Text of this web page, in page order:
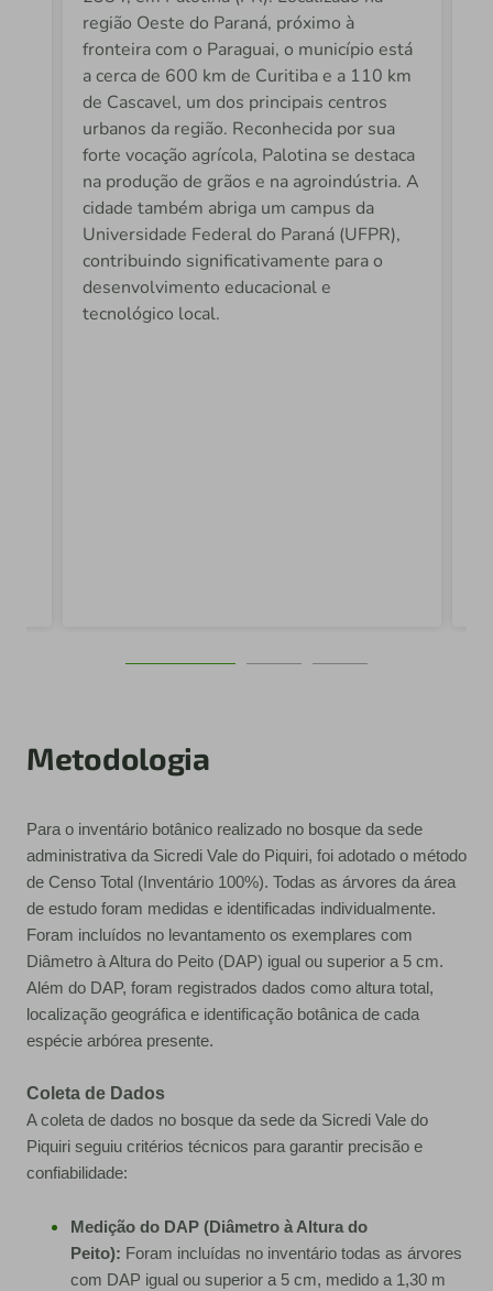
ecológico, o enfrentamento das mudanças climáticas e
o desenvolvimento de projetos de reflorestamento,
recuperação de áreas degradadas e inserção em
mercados de carbono.
Este bosque interativo convida colaboradores, visitantes e a
comunidade a se conectarem com o meio ambiente de
forma ativa e consciente. Ao explorar cada árvore
identificada, você descobre não apenas as espécies que
compõem este ecossistema, mas também amplia sua
compreensão sobre o planeta e sobre o impacto positivo que
região Oeste do Paraná, próximo à
fronteira com o Paraguai, o município está
a cerca de 600 km de Curitiba e a 110 km
de Cascavel, um dos principais centros
urbanos da região. Reconhecida por sua
forte vocação agrícola, Palotina se destaca
na produção de grãos e na agroindústria. A
cidade também abriga um campus da
Universidade Federal do Paraná (UFPR),
contribuindo significativamente para o
desenvolvimento educacional e
tecnológico local.
Metodologia
Para o inventário botânico realizado no bosque da sede
administrativa da Sicredi Vale do Piquiri, foi adotado o método
de Censo Total (Inventário 100%). Todas as árvores da área
de estudo foram medidas e identificadas individualmente.
Foram incluídos no levantamento os exemplares com
Diâmetro à Altura do Peito (DAP) igual ou superior a 5 cm.
Além do DAP, foram registrados dados como altura total,
localização geográfica e identificação botânica de cada
espécie arbórea presente.
Coleta de Dados
A coleta de dados no bosque da sede da Sicredi Vale do
Piquiri seguiu critérios técnicos para garantir precisão e
confiabilidade:
Medição do DAP (Diâmetro à Altura do
Peito): Foram incluídas no inventário todas as árvores
com DAP igual ou superior a 5 cm, medido a 1,30 m